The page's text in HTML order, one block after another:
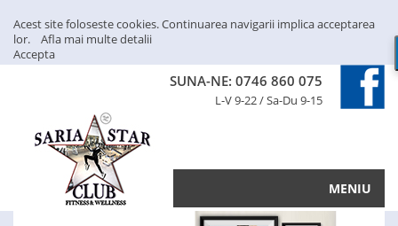
Acest site foloseste cookies. Continuarea navigarii implica acceptarea
lor. Afla mai multe detalii
Accepta
SUNA-NE: 0746 860 075
L-V 9-22 / Sa-Du 9-15
MENIU